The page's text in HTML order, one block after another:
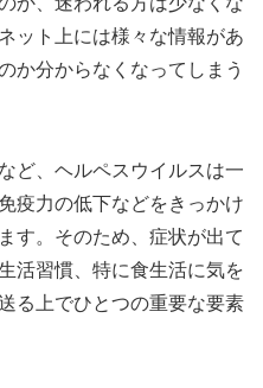
ット上には様々な情報があ
か分からなくなってしまう
ど、ヘルペスウイルスは一
疫力の低下などをきっかけ
す。そのため、症状が出て
活習慣、特に食生活に気を
る上でひとつの重要な要素